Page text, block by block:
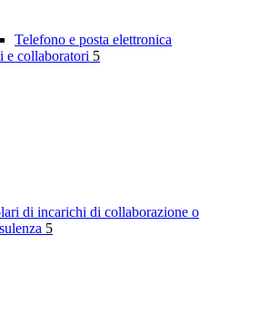
Telefono e posta elettronica
e collaboratori 5
di incarichi di collaborazione o
5